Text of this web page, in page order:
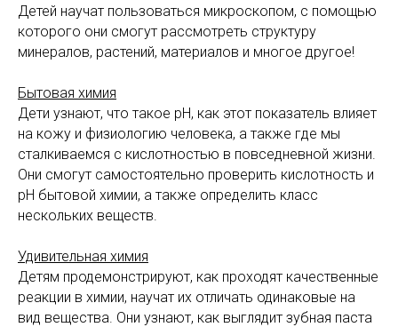
Детей научат пользоваться микроскопом, с помощью
которого они смогут рассмотреть структуру
минералов, растений, материалов и многое другое!
Бытовая химия
Дети узнают, что такое рН, как этот показатель влияет
на кожу и физиологию человека, а также где мы
сталкиваемся с кислотностью в повседневной жизни.
Они смогут самостоятельно проверить кислотность и
рН бытовой химии, а также определить класс
нескольких веществ.
Удивительная химия
Детям продемонстрируют, как проходят качественные
реакции в химии, научат их отличать одинаковые на
вид вещества. Они узнают, как выглядит зубная паста